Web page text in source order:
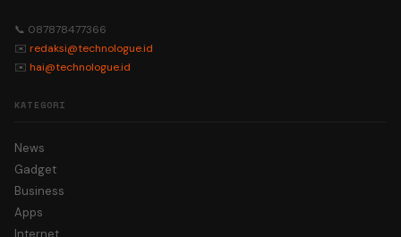
📞 087878477366
✉️ redaksi@technologue.id
✉️ hai@technologue.id
KATEGORI
News
Gadget
Business
Apps
Internet